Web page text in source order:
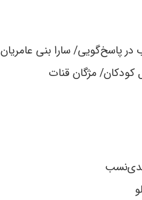
سارا بنی عامریان
کودکان/ مژگان قنات